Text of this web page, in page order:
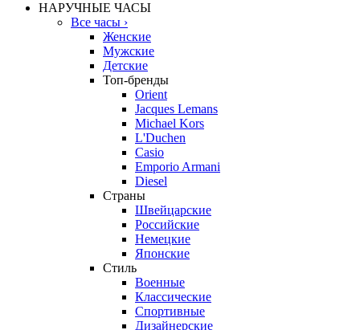
НАРУЧНЫЕ ЧАСЫ
Все часы ›
Женские
Мужские
Детские
Топ-бренды
Orient
Jacques Lemans
Michael Kors
L'Duchen
Casio
Emporio Armani
Diesel
Страны
Швейцарские
Российские
Немецкие
Японские
Стиль
Военные
Классические
Спортивные
Дизайнерские